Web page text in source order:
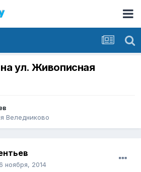
ул. Живописная
Веледниково
6 ноября, 2014